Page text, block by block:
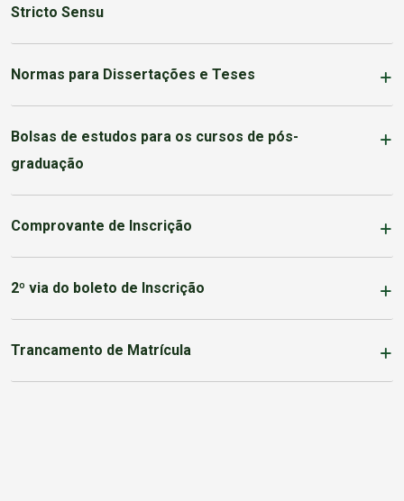
Stricto Sensu
Normas para Dissertações e Teses
Bolsas de estudos para os cursos de pós-
graduação
Comprovante de Inscrição
2º via do boleto de Inscrição
Trancamento de Matrícula